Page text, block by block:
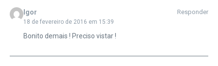
Igor
18 de fevereiro de 2016 em 15:39
Responder
Bonito demais ! Preciso vistar !